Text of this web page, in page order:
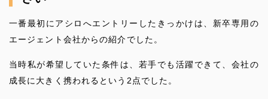
一番最初にアシロへエントリーしたきっかけは、新卒専用の
エージェント会社からの紹介でした。
当時私が希望していた条件は、若手でも活躍できて、会社の
成長に大きく携われるという2点でした。